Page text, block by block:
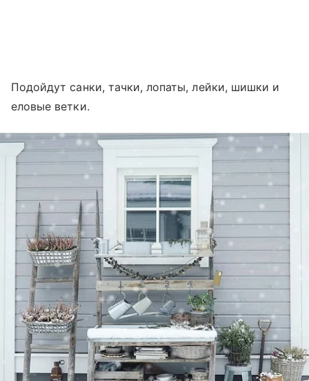
Подойдут санки, тачки, лопаты, лейки, шишки и
еловые ветки.